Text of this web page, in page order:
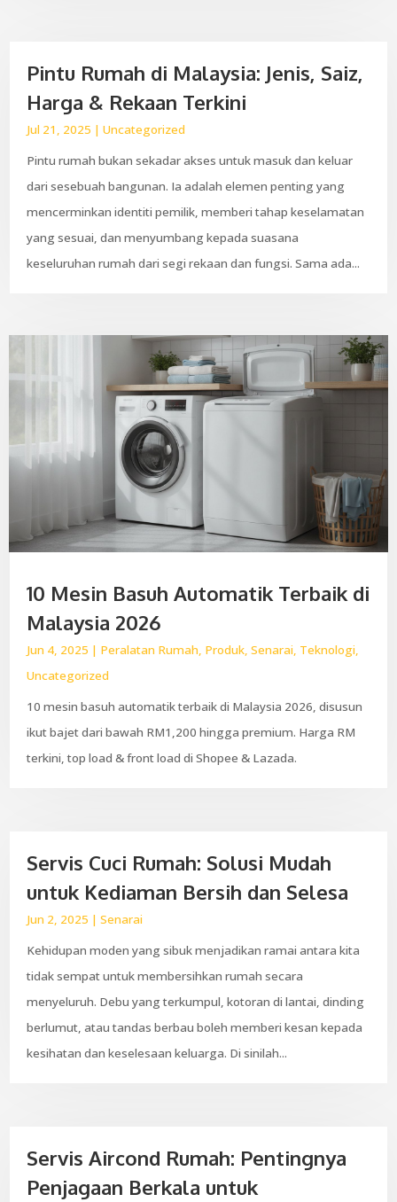
Pintu Rumah di Malaysia: Jenis, Saiz,
Harga & Rekaan Terkini
Jul 21, 2025 |Uncategorized
Pintu rumah bukan sekadar akses untuk masuk dan keluar
dari sesebuah bangunan. Ia adalah elemen penting yang
mencerminkan identiti pemilik, memberi tahap keselamatan
yang sesuai, dan menyumbang kepada suasana
keseluruhan rumah dari segi rekaan dan fungsi. Sama ada...
10 Mesin Basuh Automatik Terbaik di
Malaysia 2026
Jun 4, 2025 | Peralatan Rumah, Produk,Senarai, Teknologi,
Uncategorized
10 mesin basuh automatik terbaik di Malaysia 2026, disusun
ikut bajet dari bawah RM1,200 hingga premium. Harga RM
terkini, top load & front load di Shopee & Lazada.
Servis Cuci Rumah: Solusi Mudah
untuk Kediaman Bersih dan Selesa
Jun 2, 2025 |Senarai
Kehidupan moden yang sibuk menjadikan ramai antara kita
tidak sempat untuk membersihkan rumah secara
menyeluruh. Debu yang terkumpul, kotoran di lantai, dinding
berlumut, atau tandas berbau boleh memberi kesan kepada
kesihatan dan keselesaan keluarga. Di sinilah...
Servis Aircond Rumah: Pentingnya
Penjagaan Berkala untuk